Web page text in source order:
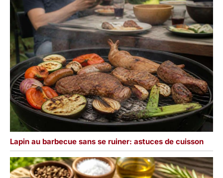
Lapin au barbecue sans se ruiner: astuces de cuisson